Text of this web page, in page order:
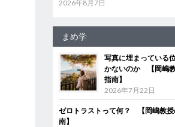
2026年8月7日
まめ学
写真に埋まっている
かないのか 【岡嶋
指南】
2026年7月22日
ゼロトラストって何？ 【岡嶋教授
南】